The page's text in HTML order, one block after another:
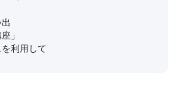
」
利用して